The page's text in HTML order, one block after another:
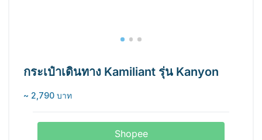
กระเป๋าเดินทาง Kamiliant รุ่น Kanyon
~ 2,790 บาท
Shopee